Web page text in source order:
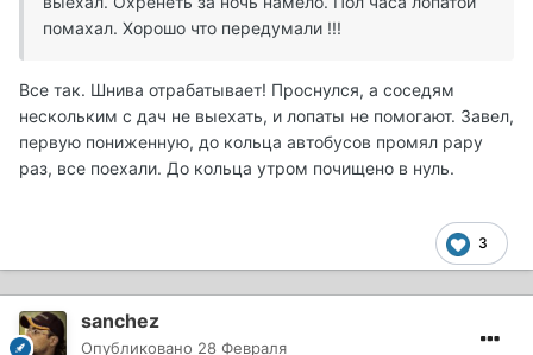
помахал. Хорошо что передумали !!!
Все так. Шнива отрабатывает! Проснулся, а соседям
нескольким с дач не выехать, и лопаты не помогают. Завел,
первую пониженную, до кольца автобусов промял рару
раз, все поехали. До кольца утром почищено в нуль.
3
sanchez
Опубликовано 28 Февраля